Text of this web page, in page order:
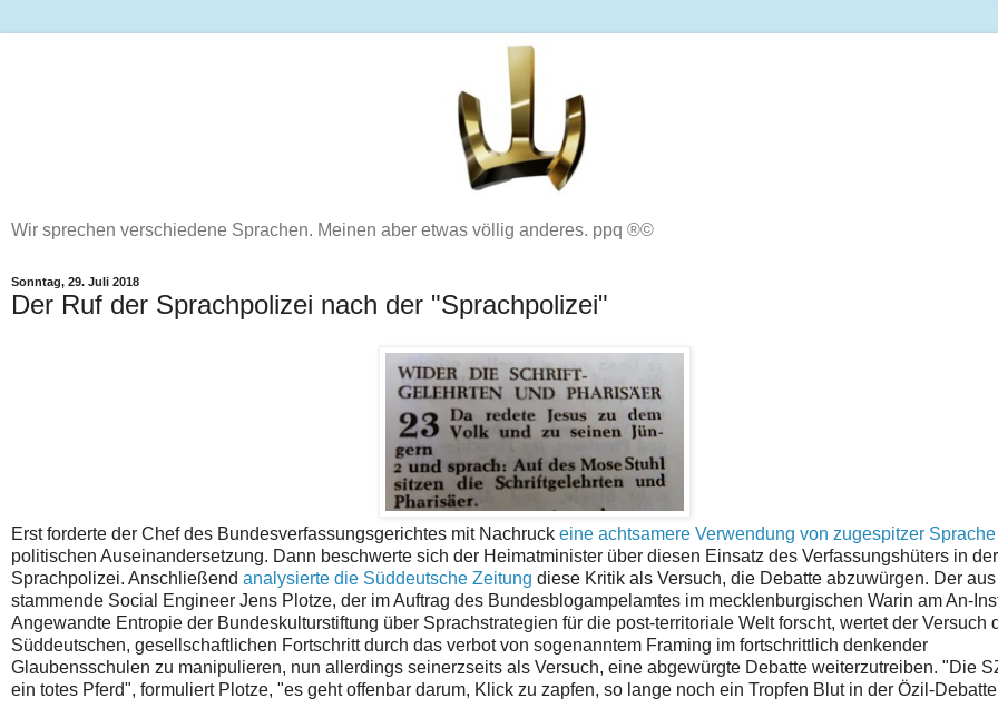
Wir sprechen verschiedene Sprachen. Meinen aber etwas völlig anderes. ppq ®©
Sonntag, 29. Juli 2018
Der Ruf der Sprachpolizei nach der "Sprachpolizei"
Erst forderte der Chef des Bundesverfassungsgerichtes mit Nachruck eine achtsamere Verwendung von zugespitzer Sprache
politischen Auseinandersetzung. Dann beschwerte sich der Heimatminister über diesen Einsatz des Verfassungshüters in der
Sprachpolizei. Anschließend analysierte die Süddeutsche Zeitung diese Kritik als Versuch, die Debatte abzuwürgen. Der
stammende Social Engineer Jens Plotze, der im Auftrag des Bundesblogampelamtes im mecklenburgischen Warin am An-
Angewandte Entropie der Bundeskulturstiftung über Sprachstrategien für die post-territoriale Welt forscht, wertet der Versuch
Süddeutschen, gesellschaftlichen Fortschritt durch das verbot von sogenanntem Framing im fortschrittlich denkender
Glaubensschulen zu manipulieren, nun allerdings seinerzseits als Versuch, eine abgewürgte Debatte weiterzutreiben. "Die
ein totes Pferd", formuliert Plotze, "es geht offenbar darum, Klick zu zapfen, so lange noch ein Tropfen Blut in der Özil-